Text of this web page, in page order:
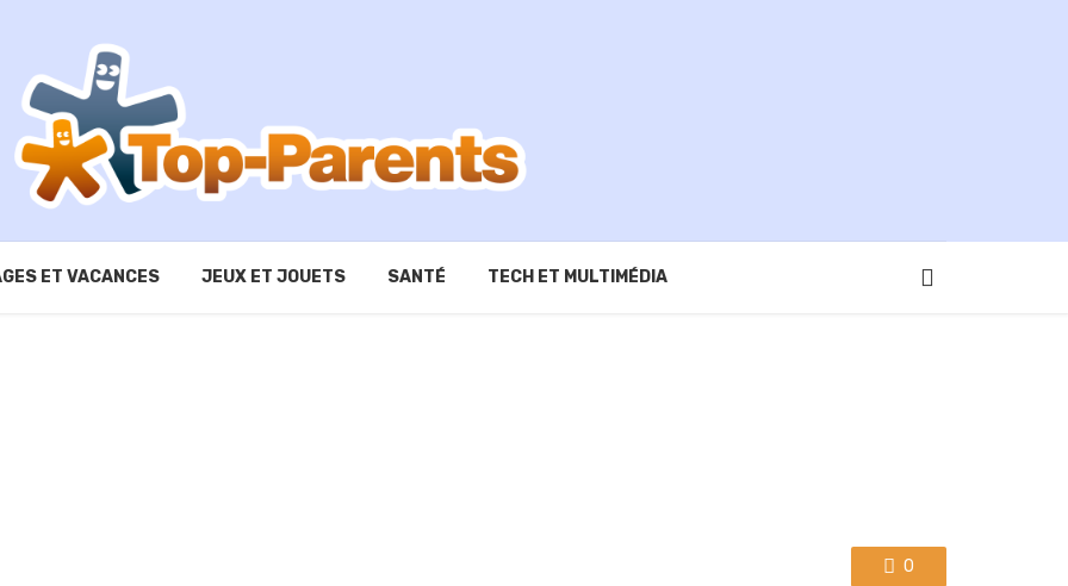
ET VACANCES JEUX ET JOUETS SANTÉ TECH ET MULTIMÉDIA
0